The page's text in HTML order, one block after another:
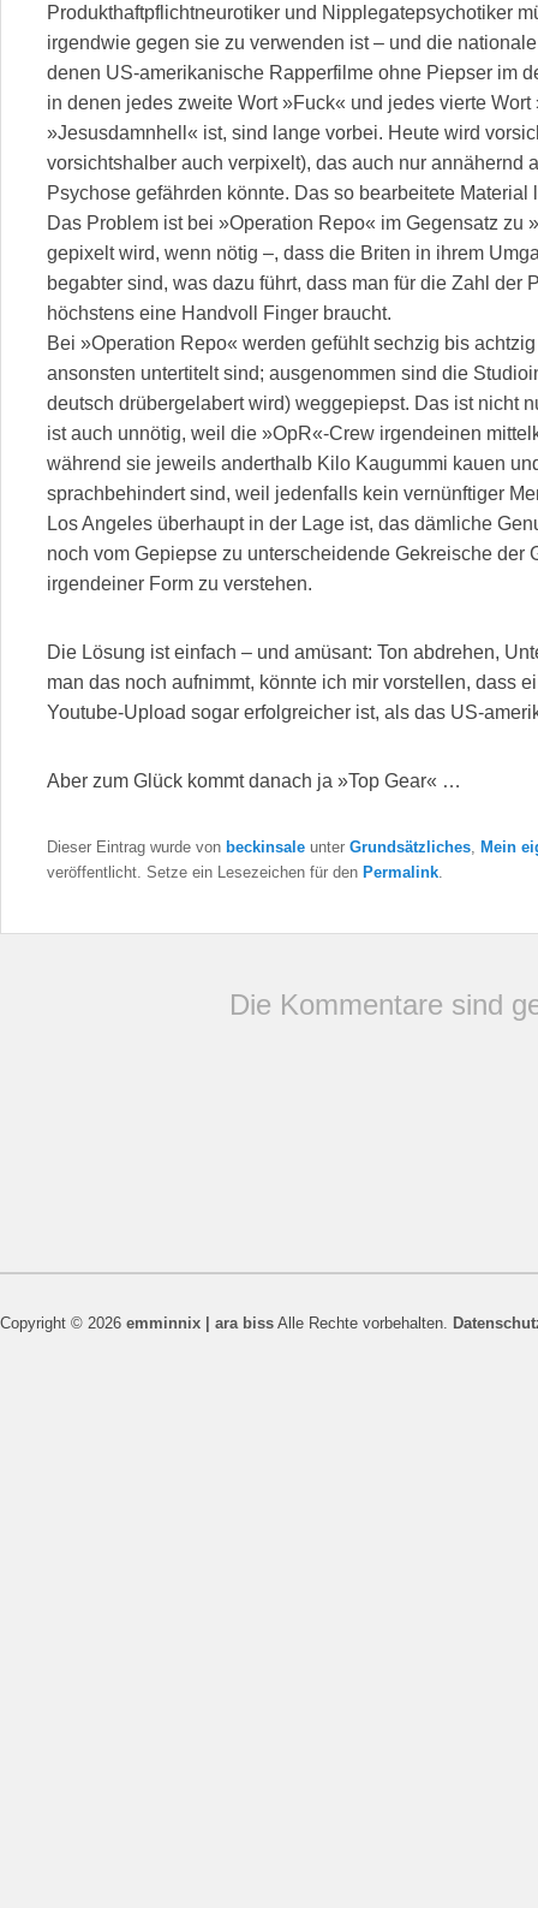
Produkthaftpflichtneurotiker und Nipplegatepsychotiker
irgendwie gegen sie zu verwenden ist – und die
denen US-amerikanische Rapperfilme ohne Piepser im
in denen jedes zweite Wort »Fuck« und jedes vierte
»Jesusdamnhell« ist, sind lange vorbei. Heute wird
vorsichtshalber auch verpixelt), das auch nur annähernd
Psychose gefährden könnte. Das so bearbeitete
Das Problem ist bei »Operation Repo« im Gegensatz zu
gepixelt wird, wenn nötig –, dass die Briten in ihrem
begabter sind, was dazu führt, dass man für die Zahl der
höchstens eine Handvoll Finger braucht.
Bei »Operation Repo« werden gefühlt sechzig bis
ansonsten untertitelt sind; ausgenommen sind die
deutsch drübergelabert wird) weggepiepst. Das ist nicht
ist auch unnötig, weil die »OpR«-Crew irgendeinen
während sie jeweils anderthalb Kilo Kaugummi kauen
sprachbehindert sind, weil jedenfalls kein vernünftiger
Los Angeles überhaupt in der Lage ist, das dämliche
noch vom Gepiepse zu unterscheidende Gekreische der
irgendeiner Form zu verstehen.
Die Lösung ist einfach – und amüsant: Ton abdrehen,
man das noch aufnimmt, könnte ich mir vorstellen, dass
Youtube-Upload sogar erfolgreicher ist, als das US-
Aber zum Glück kommt danach ja »Top Gear« …
Dieser Eintrag wurde von beckinsale unter Grundsätzliches Mein
veröffentlicht. Setze ein Lesezeichen für den Permalink
Die Kommentare sind
Copyright © 2026 emminnix | ara biss Alle Rechte vorbehalten.